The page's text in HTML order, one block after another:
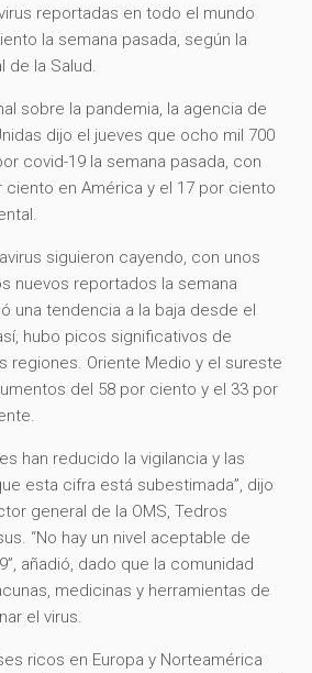
reportadas en todo el mundo
la semana pasada, según la
de la Salud.
sobre la pandemia, la agencia de
dijo el jueves que ocho mil 700
covid-19 la semana pasada, con
ciento en América y el 17 por ciento
siguieron cayendo, con unos
nuevos reportados la semana
una tendencia a la baja desde el
hubo picos significativos de
regiones. Oriente Medio y el sureste
del 58 por ciento y el 33 por
han reducido la vigilancia y las
esta cifra está subestimada”, dijo
general de la OMS, Tedros
“No hay un nivel aceptable de
añadió, dado que la comunidad
medicinas y herramientas de
el virus.
ricos en Europa y Norteamérica